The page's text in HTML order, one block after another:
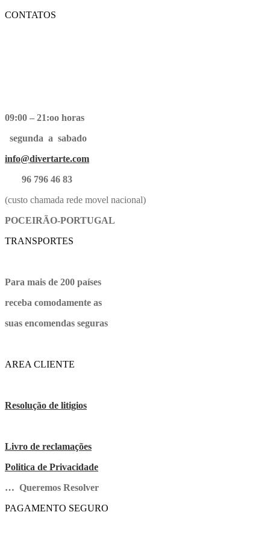
CONTATOS
09:00 – 21:oo horas
segunda a sabado
info@divertarte.com
96 796 46 83
(custo chamada rede movel nacional)
POCEIRÃO-PORTUGAL
TRANSPORTES
Para mais de 200 países
receba comodamente as
suas encomendas seguras
AREA CLIENTE
Resolução de litigios
Livro de reclamações
Politica de Privacidade
… Queremos Resolver
PAGAMENTO SEGURO